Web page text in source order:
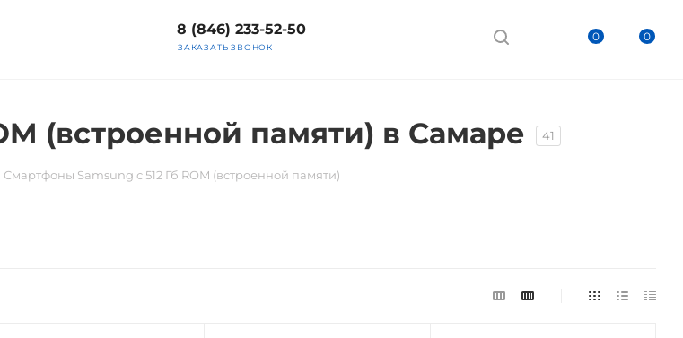
0 0
8 (846) 233-52-50
ЗАКАЗАТЬ ЗВОНОК
(встроенной памяти) в Самаре 41
Смартфоны Samsung с 512 Гб ROM (встроенной памяти)